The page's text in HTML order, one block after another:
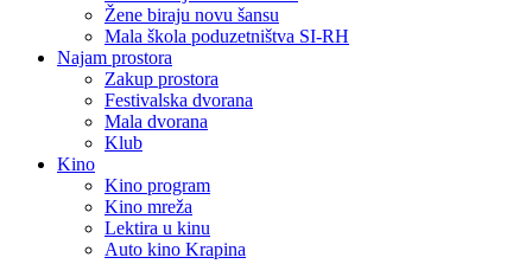
Žene biraju novu šansu
Mala škola poduzetništva SI-RH
Najam prostora
Zakup prostora
Festivalska dvorana
Mala dvorana
Klub
Kino
Kino program
Kino mreža
Lektira u kinu
Auto kino Krapina